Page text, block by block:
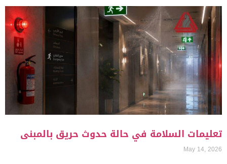
تعليمات السلامة في حالة حدوث حريق بالمبنى
May 14, 2026